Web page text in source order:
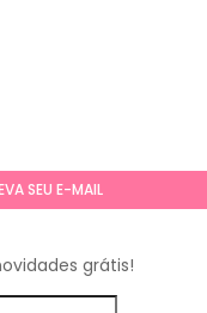
SEU E-MAIL
grátis!